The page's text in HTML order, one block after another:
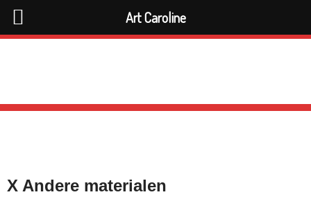
X Andere materialen
Art Caroline